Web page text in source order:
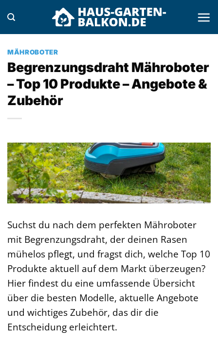
Inhalt
springen
MÄHROBOTER
Begrenzungsdraht Mähroboter
– Top 10 Produkte – Angebote &
Zubehör
Suchst du nach dem perfekten Mähroboter
mit Begrenzungsdraht, der deinen Rasen
mühelos pflegt, und fragst dich, welche Top 10
Produkte aktuell auf dem Markt überzeugen?
Hier findest du eine umfassende Übersicht
über die besten Modelle, aktuelle Angebote
und wichtiges Zubehör, das dir die
Entscheidung erleichtert.